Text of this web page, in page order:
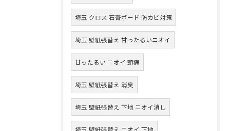
埼玉 クロス 石膏ボード 防カビ対策
埼玉 壁紙張替え 甘ったるいニオイ
甘ったるい ニオイ 頭痛
埼玉 壁紙張替え 消臭
埼玉 壁紙張替え 下地 ニオイ消し
埼玉 壁紙張替え ニオイ 下地